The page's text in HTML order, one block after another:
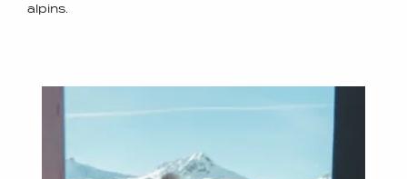
alpins.